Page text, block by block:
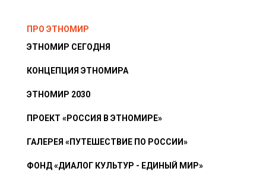
ПРО ЭТНОМИР
ЭТНОМИР СЕГОДНЯ
КОНЦЕПЦИЯ ЭТНОМИРА
ЭТНОМИР 2030
ПРОЕКТ «РОССИЯ В ЭТНОМИРЕ»
ГАЛЕРЕЯ «ПУТЕШЕСТВИЕ ПО РОССИИ»
ФОНД «ДИАЛОГ КУЛЬТУР - ЕДИНЫЙ МИР»